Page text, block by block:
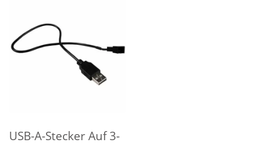
USB-A-Stecker Auf 3-